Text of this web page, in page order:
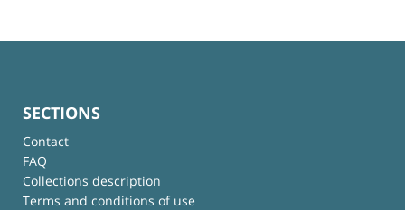
SECTIONS
Contact
FAQ
Collections description
Terms and conditions of use